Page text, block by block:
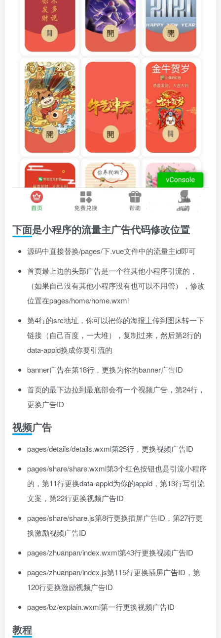
下面是小程序的流量主广告代码修改位置
源码中直接替换/pages/下.vue文件中的流量主id即可
首页最上边的头部广告是一个往其他小程序引流的，
（如果自己没有其他小程序没有也可以不用管），修改
位置在pages/home/home.wxml
第4行的src地址，你可以把你的海报上传到图床转一下
链接（自己百度，一大堆），复制过来，然后第2行的
data-appid换成你要引流的
banner广告在第18行，更换为你的banner广告ID
首页的最下边拉到最底部会有一个视频广告，第24行，
更换广告ID
视频广告
pages/details/details.wxml第25行，更换视频广告ID
pages/share/share.wxml第3个红色按钮也是引流小程序
的，第11行更换data-appid为你的appid，第13行写引流
文案，第22行更换视频广告ID
pages/share/share.js第8行更换插屏广告ID，第27行更
换激励视频广告ID
pages/zhuanpan/index.wxml第43行更换视频广告ID
pages/zhuanpan/index.js第115行更换插屏广告ID，第
120行更换激励视频广告ID
pages/bz/explain.wxml第一行更换视频广告ID
教程